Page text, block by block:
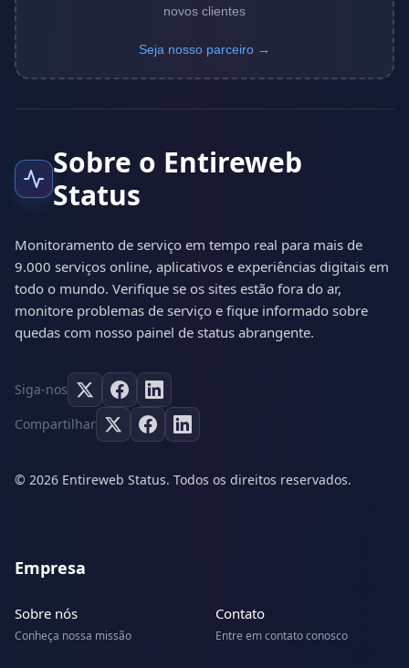
novos clientes
Seja nosso parceiro →
Sobre o Entireweb
Status
Monitoramento de serviço em tempo real para mais de
9.000 serviços online, aplicativos e experiências digitais em
todo o mundo. Verifique se os sites estão fora do ar,
monitore problemas de serviço e fique informado sobre
quedas com nosso painel de status abrangente.
Siga-nos
Compartilhar
© 2026 Entireweb Status. Todos os direitos reservados.
Empresa
Sobre nós
Conheça nossa missão
Contato
Entre em contato conosco